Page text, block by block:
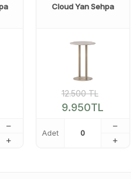
Cloud Yan Sehpa
12.500TL
9.950TL
Adet